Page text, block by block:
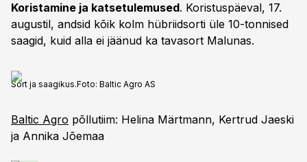
Koristamine ja katsetulemused. Koristuspäeval, 17.
augustil, andsid kõik kolm hübriidsorti üle 10-tonnised
saagid, kuid alla ei jäänud ka tavasort Malunas.
Sort ja saagikus.Foto: Baltic Agro AS
Baltic Agro põllutiim: Helina Märtmann, Kertrud Jaeski
ja Annika Jõemaa